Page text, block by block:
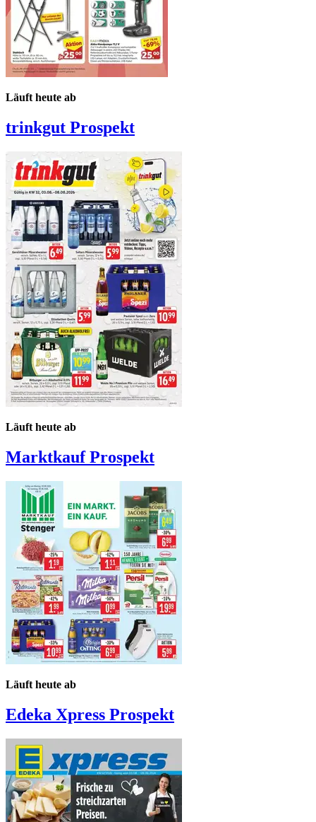
Läuft heute ab
trinkgut Prospekt
Läuft heute ab
MarktkaufProspekt
Läuft heute ab
Edeka Xpress Prospekt